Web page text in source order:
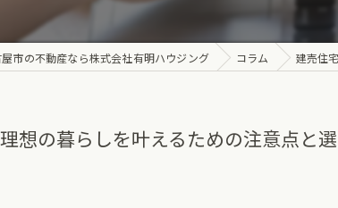
市の不動産なら株式会社有明ハウジング コラム 建売住
想の暮らしを叶えるための注意点と